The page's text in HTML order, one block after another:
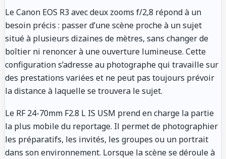
Le Canon EOS R3 avec deux zooms f/2,8 répond à un
besoin précis : passer d’une scène proche à un sujet
situé à plusieurs dizaines de mètres, sans changer de
boîtier ni renoncer à une ouverture lumineuse. Cette
configuration s’adresse au photographe qui travaille sur
des prestations variées et ne peut pas toujours prévoir
la distance à laquelle se trouvera le sujet.
Le RF 24-70mm F2.8 L IS USM prend en charge la partie
la plus mobile du reportage. Il permet de photographier
les préparatifs, les invités, les groupes ou un portrait
dans son environnement. Lorsque la scène se déroule à